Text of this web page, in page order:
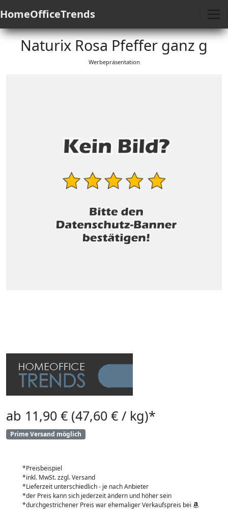
HomeOfficeTrends
Naturix Rosa Pfeffer ganz g
Werbepräsentation
ab 11,90 € (47,60 € / kg)*
Prime Versand möglich
*Preisbeispiel
*inkl. MwSt. zzgl. Versand
*Lieferzeit unterschiedlich - je nach Anbieter
*der Preis kann sich jederzeit ändern und höher sein
*durchgestrichener Preis war ehemaliger Verkaufspreis bei